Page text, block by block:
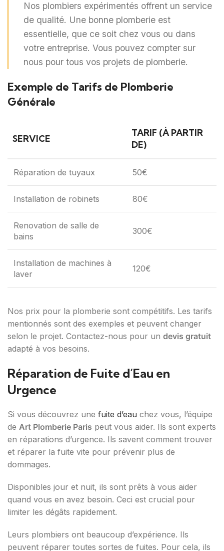
Nos plombiers expérimentés offrent un service
de qualité. Une bonne plomberie est
essentielle, que ce soit chez vous ou dans
votre entreprise. Vous pouvez compter sur
nous pour tous vos projets de plomberie.
Exemple de Tarifs de Plomberie
Générale
SERVICE
TARIF (À PARTIR
DE)
Réparation de tuyaux 50€
Installation de robinets 80€
Renovation de salle de
bains
300€
Installation de machines à
laver
120€
Nos prix pour la plomberie sont compétitifs. Les tarifs
mentionnés sont des exemples et peuvent changer
selon le projet. Contactez-nous pour un devis gratuit
adapté à vos besoins.
Réparation de Fuite d’Eau en
Urgence
Si vous découvrez une fuite d’eau chez vous, l’équipe
de Art Plomberie Paris peut vous aider. Ils sont experts
en réparations d’urgence. Ils savent comment trouver
et réparer la fuite vite pour prévenir plus de
dommages.
Disponibles jour et nuit, ils sont prêts à vous aider
quand vous en avez besoin. Ceci est crucial pour
limiter les dégâts rapidement.
Leurs plombiers ont beaucoup d’expérience. Ils
peuvent réparer toutes sortes de fuites. Pour cela, ils